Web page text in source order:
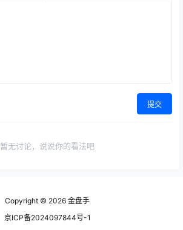
提交
暂无讨论，说说你的看法吧
Copyright © 2026 金盘手
京ICP备2024097844号-1